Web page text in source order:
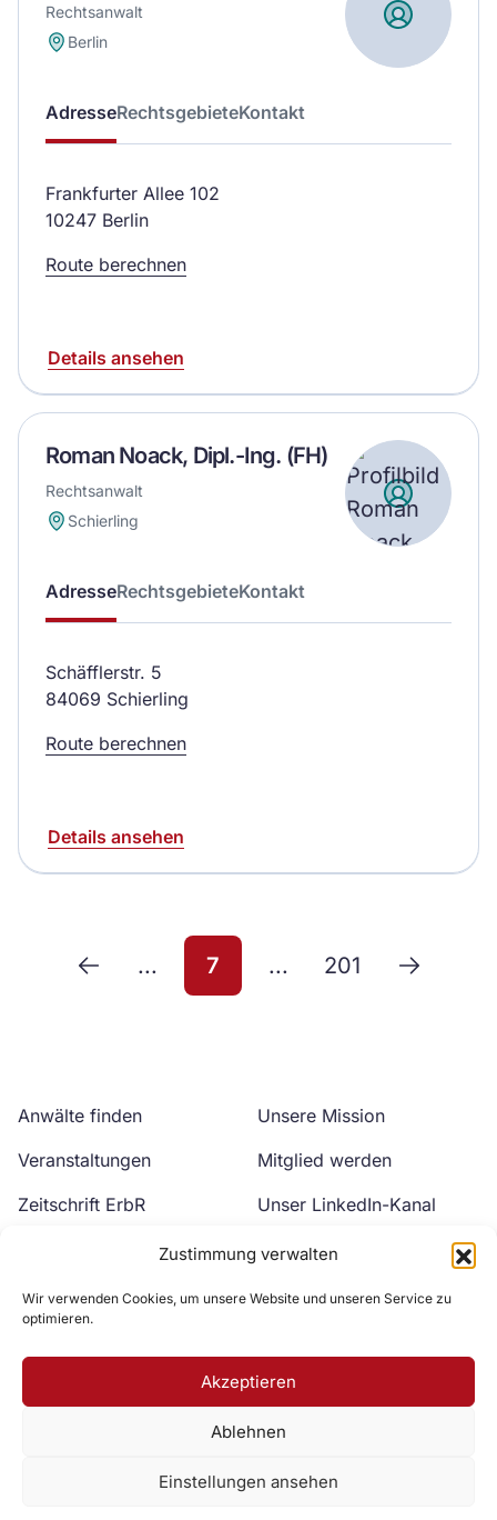
Zustimmung verwalten
Wir verwenden Cookies, um unsere Website und unseren Service zu
optimieren.
Akzeptieren
Ablehnen
Einstellungen ansehen
Rechtsanwalt
Berlin
AdresseRechtsgebieteKontakt
Frankfurter Allee 102
10247 Berlin
Route berechnen
Details ansehen
Roman Noack, Dipl.-Ing. (FH)
Rechtsanwalt
Schierling
AdresseRechtsgebieteKontakt
Schäfflerstr. 5
84069 Schierling
Route berechnen
Details ansehen
... 7 ... 201
Anwälte finden
Veranstaltungen
Zeitschrift ErbR
Unsere Mission
Mitglied werden
Unser LinkedIn-Kanal
Unser YouTube-Kanal
Zur DAV Webseite